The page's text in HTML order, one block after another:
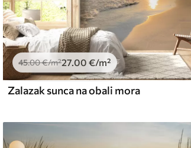
.6734.00€/m²
and Stick
49.00€/m²
45.00€/m²27 .00 €/m²
Zalazak sunca na obali mora